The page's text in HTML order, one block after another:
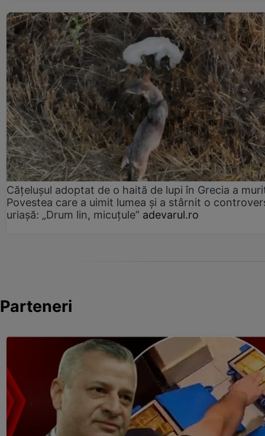
Cățelușul adoptat de o haită de lupi în Grecia a
Povestea care a uimit lumea și a stârnit o
uriașă: „Drum lin, micuțule” adevarul.ro
Parteneri